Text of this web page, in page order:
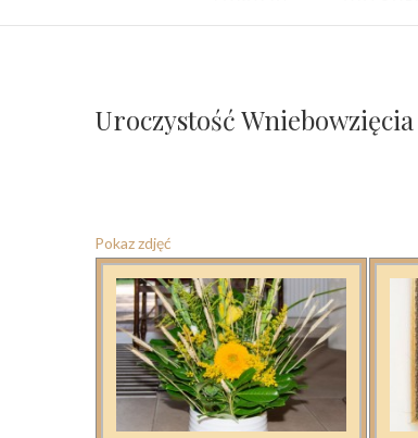
Uroczystość
Pokaz zdjęć